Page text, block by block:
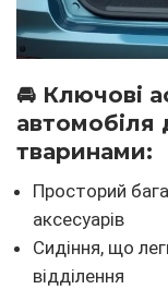
🚘 Ключові
тваринами:
Просторий
аксесуарів
Сидіння, що
відділення